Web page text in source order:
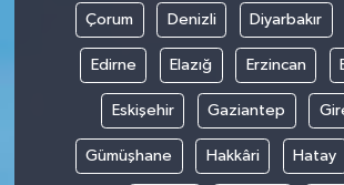
Çorum Denizli Diyarbakır
Edirne Elazığ Erzincan
Eskişehir Gaziantep
Gümüşhane Hakkâri Hatay